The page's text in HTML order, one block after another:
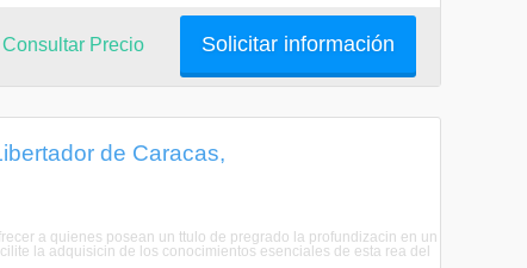
Solicitar información
Consultar Precio
de Caracas,
a quienes posean un ttulo de pregrado la profundizacin en un
la adquisicin de los conocimientos esenciales de esta rea del